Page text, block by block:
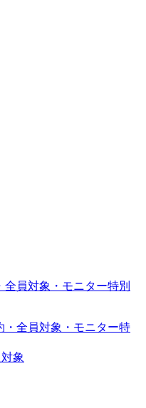
員対象・モニター特別
象